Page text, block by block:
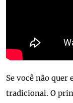
Se você não quer
tradicional. O